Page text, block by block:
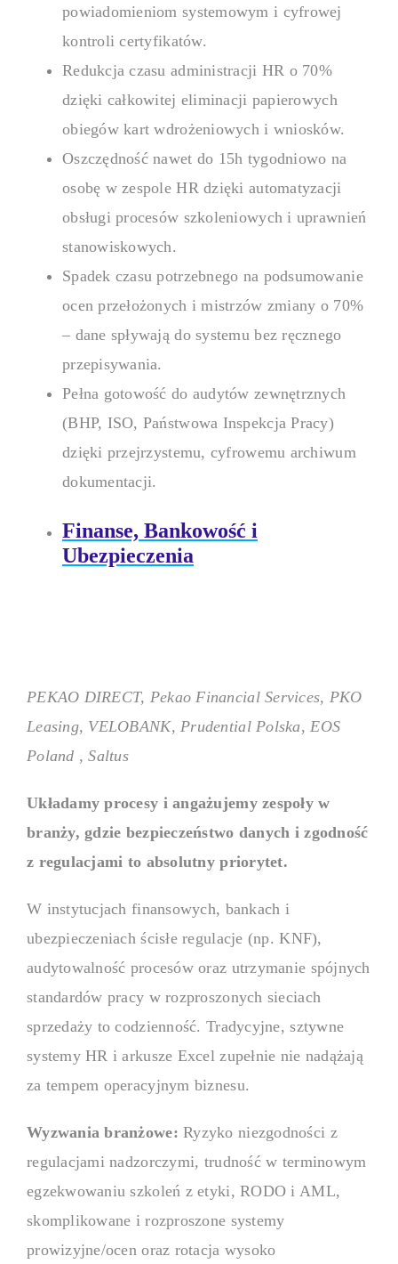
powiadomieniom systemowym i cyfrowej
kontroli certyfikatów.
Redukcja czasu administracji HR o 70%
dzięki całkowitej eliminacji papierowych
obiegów kart wdrożeniowych i wniosków.
Oszczędność nawet do 15h tygodniowo na
osobę w zespole HR dzięki automatyzacji
obsługi procesów szkoleniowych i uprawnień
stanowiskowych.
Spadek czasu potrzebnego na podsumowanie
ocen przełożonych i mistrzów zmiany o 70%
– dane spływają do systemu bez ręcznego
przepisywania.
Pełna gotowość do audytów zewnętrznych
(BHP, ISO, Państwowa Inspekcja Pracy)
dzięki przejrzystemu, cyfrowemu archiwum
dokumentacji.
Finanse, Bankowość i
Ubezpieczenia
PEKAO DIRECT, Pekao Financial Services, PKO
Leasing, VELOBANK, Prudential Polska, EOS
Poland , Saltus
Układamy procesy i angażujemy zespoły w
branży, gdzie bezpieczeństwo danych i zgodność
z regulacjami to absolutny priorytet.
W instytucjach finansowych, bankach i
ubezpieczeniach ścisłe regulacje (np. KNF),
audytowalność procesów oraz utrzymanie spójnych
standardów pracy w rozproszonych sieciach
sprzedaży to codzienność. Tradycyjne, sztywne
systemy HR i arkusze Excel zupełnie nie nadążają
za tempem operacyjnym biznesu.
Wyzwania branżowe: Ryzyko niezgodności z
regulacjami nadzorczymi, trudność w terminowym
egzekwowaniu szkoleń z etyki, RODO i AML,
skomplikowane i rozproszone systemy
prowizyjne/ocen oraz rotacja wysoko